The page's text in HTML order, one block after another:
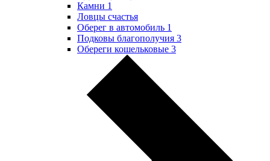
Камни 1
Ловцы счастья
Оберег в автомобиль 1
Подковы благополучия 3
Обереги кошельковые 3